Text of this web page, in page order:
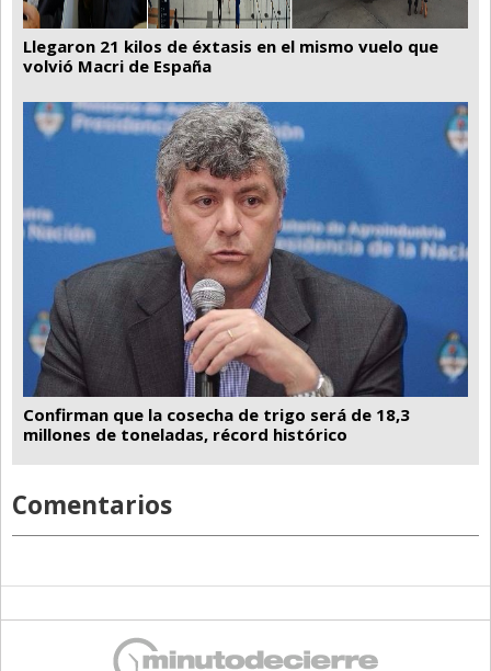
Llegaron 21 kilos de éxtasis en el mismo vuelo que
volvió Macri de España
Confirman que la cosecha de trigo será de 18,3
millones de toneladas, récord histórico
Comentarios